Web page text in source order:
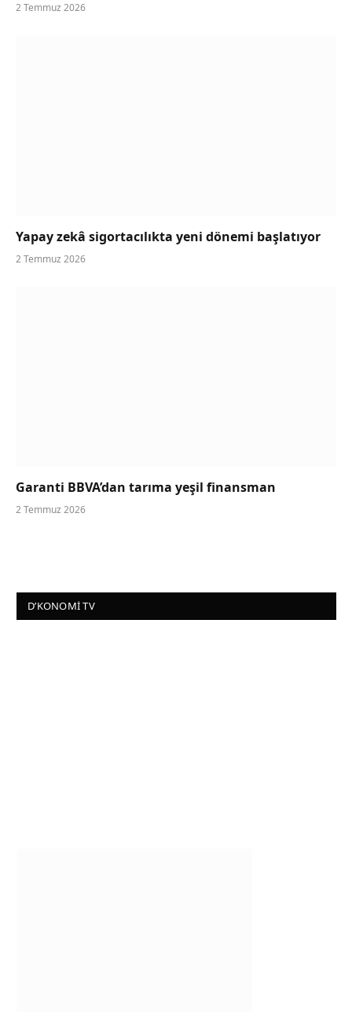
2 Temmuz 2026
Yapay zekâ sigortacılıkta yeni dönemi başlatıyor
2 Temmuz 2026
Garanti BBVA’dan tarıma yeşil finansman
2 Temmuz 2026
D’KONOMI TV